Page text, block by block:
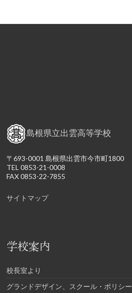
島根県立出雲高等学校
〒693-0001 島根県出雲市今市町1800
TEL 0853-21-0008
FAX 0853-22-7855
サイトマップ
学校案内
校長室より
グランドデザイン、スクール・ポリシー